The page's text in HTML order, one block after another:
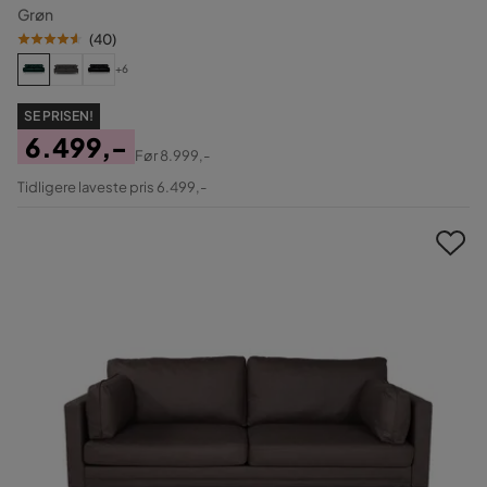
Grøn
(40)
+6
SE PRISEN!
Pris
6.499,-
Original
Før8.999,-
Tidligere laveste pris 6.499,-